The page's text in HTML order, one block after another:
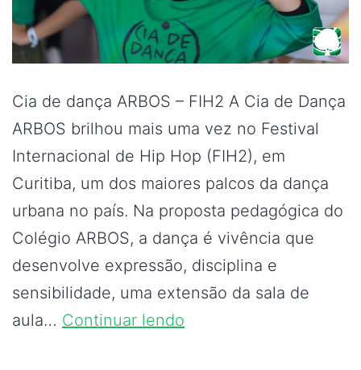
Cia de dança ARBOS – FIH2 A Cia de Dança
ARBOS brilhou mais uma vez no Festival
Internacional de Hip Hop (FIH2), em
Curitiba, um dos maiores palcos da dança
urbana no país. Na proposta pedagógica do
Colégio ARBOS, a dança é vivência que
desenvolve expressão, disciplina e
sensibilidade, uma extensão da sala de
aula… Continuar lendo